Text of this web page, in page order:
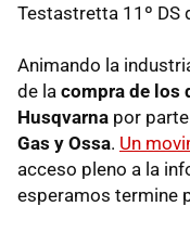
Testastretta 11º DS
Animando la
de la compra de los
Husqvarna por
Gas y Ossa. Un
acceso pleno a la
esperamos termine